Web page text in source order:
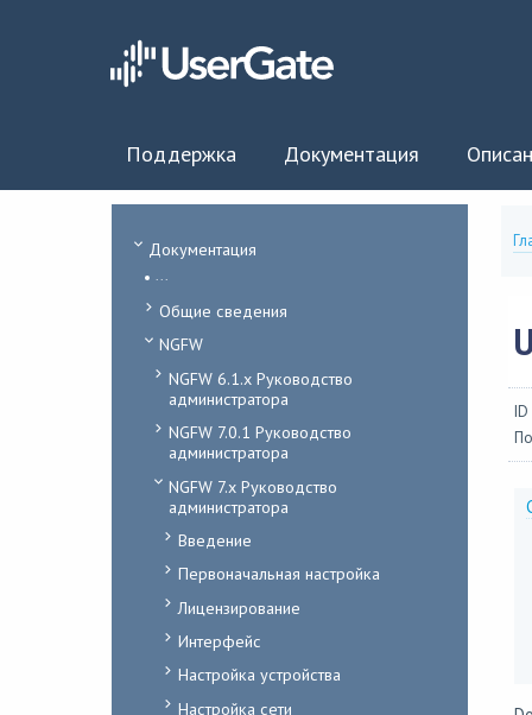
Поддержка Документация
Документация
...
Общие сведения
NGFW
NGFW 6.1.x Руководство
администратора
NGFW 7.0.1 Руководство
администратора
NGFW 7.x Руководство
администратора
Введение
Первоначальная настройка
Лицензирование
Интерфейс
Настройка устройства
Настройка сети
ID